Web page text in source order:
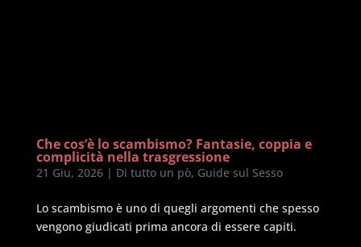
Che cos’è lo scambismo? Fantasie, coppia e
complicità nella trasgressione
21 Giu, 2026| Di tutto un pò, Guide sul Sesso
Lo scambismo è uno di quegli argomenti che spesso
vengono giudicati prima ancora di essere capiti.